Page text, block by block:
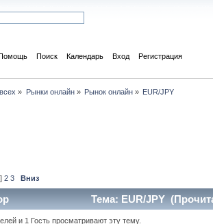
Поиск Календарь Вход Регистрация
» Рынки онлайн» Рынок онлайн» EUR/JPY
]2 3 Вниз
Тема: EUR/JPY
и 1 Гость просматривают эту тему.